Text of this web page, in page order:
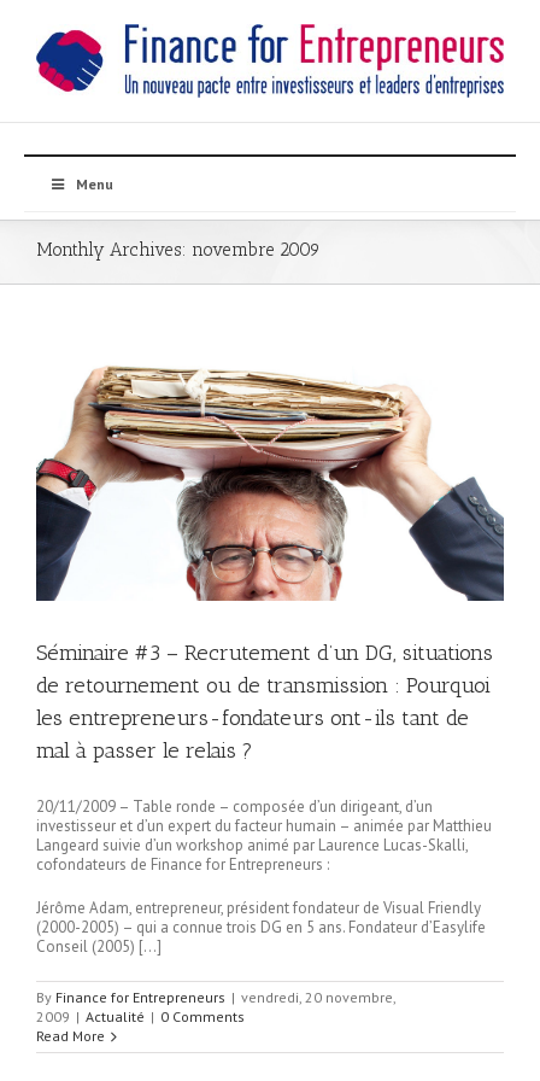
Menu
Monthly Archives: novembre 2009
Séminaire #3 – Recrutement d’un DG, situations
de retournement ou de transmission : Pourquoi
les entrepreneurs-fondateurs ont-ils tant de
mal à passer le relais ?
20/11/2009 – Table ronde – composée d’un dirigeant, d’un
investisseur et d’un expert du facteur humain – animée par Matthieu
Langeard suivie d’un workshop animé par Laurence Lucas-Skalli,
cofondateurs de Finance for Entrepreneurs :
Jérôme Adam, entrepreneur, président fondateur de Visual Friendly
(2000-2005) – qui a connue trois DG en 5 ans. Fondateur d’Easylife
Conseil (2005) […]
By Finance for Entrepreneurs | vendredi, 20 novembre,
2009 | Actualité | 0 Comments
Read More